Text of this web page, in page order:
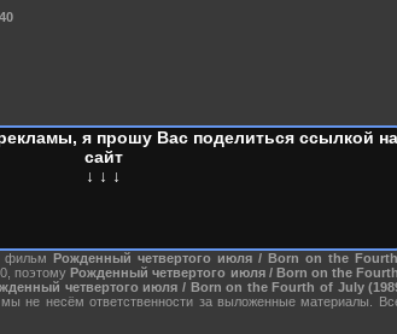
я прошу Вас поделиться ссылкой на
сайт
↓ ↓ ↓
фильм Рожденный четвертого июля / Born on the
поэтомуРожденный четвертого июля / Born on the
четвертого июля / Born on the Fourth of July
не несём ответственности за выложенные материалы.